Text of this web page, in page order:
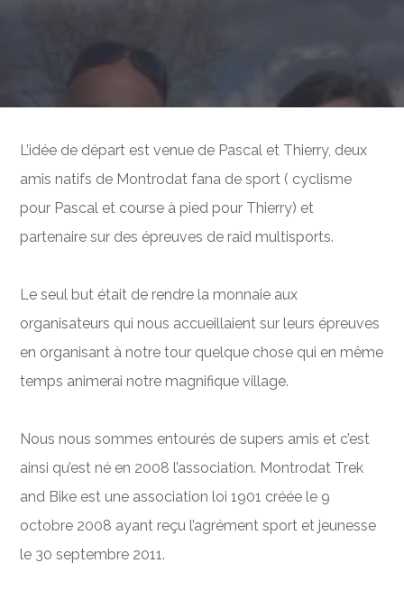
L’idée de départ est venue de Pascal et Thierry, deux
amis natifs de Montrodat fana de sport ( cyclisme
pour Pascal et course à pied pour Thierry) et
partenaire sur des épreuves de raid multisports.
Le seul but était de rendre la monnaie aux
organisateurs qui nous accueillaient sur leurs épreuves
en organisant à notre tour quelque chose qui en même
temps animerai notre magnifique village.
Nous nous sommes entourés de supers amis et c’est
ainsi qu’est né en 2008 l’association. Montrodat Trek
and Bike est une association loi 1901 créée le 9
octobre 2008 ayant reçu l’agrément sport et jeunesse
le 30 septembre 2011.